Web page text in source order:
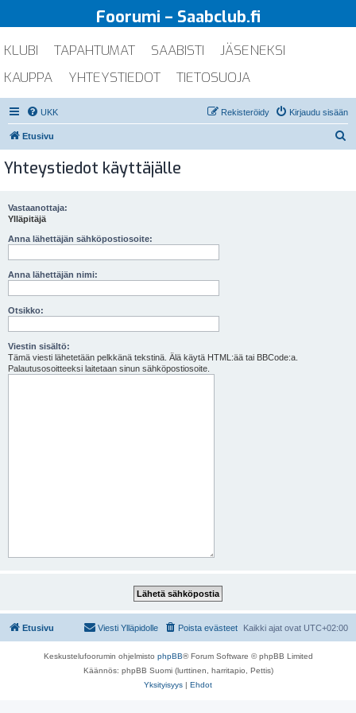
Foorumi – Saabclub.fi
KLUBI TAPAHTUMAT SAABISTI
JÄSENEKSI
KAUPPA
YHTEYSTIEDOT TIETOSUOJA
UKK Kirjaudu sisään
Rekisteröidy
Etusivu
Yhteystiedot käyttäjälle
Vastaanottaja:
Ylläpitäjä
Anna lähettäjän sähköpostiosoite:
Anna lähettäjän nimi:
Otsikko:
Viestin sisältö:
Tämä viesti lähetetään pelkkänä tekstinä. Älä käytä HTML:ää tai BBCode:a.
Palautusosoitteeksi laitetaan sinun sähköpostiosoite.
Etusivu Kaikki ajat ovat UTC+02:00
Poista evästeet
Viesti Ylläpidolle
Keskustelufoorumin ohjelmisto phpBB® Forum Software © phpBB Limited
Käännös: phpBB Suomi (lurttinen, harritapio, Pettis)
Yksityisyys | Ehdot